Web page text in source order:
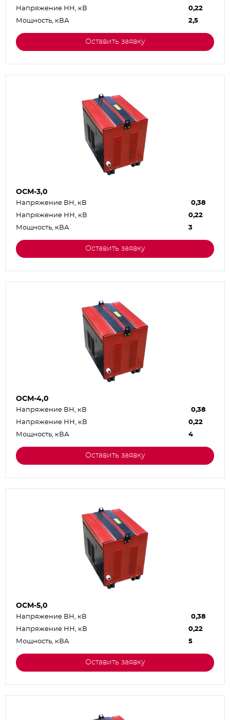
Напряжение НН, кВ
0,22
Мощность, кВА
2,5
Оставить заявку
ОСМ-3,0
Напряжение ВН, кВ
0,38
Напряжение НН, кВ
0,22
Мощность, кВА
3
Оставить заявку
ОСМ-4,0
Напряжение ВН, кВ
0,38
Напряжение НН, кВ
0,22
Мощность, кВА
4
Оставить заявку
ОСМ-5,0
Напряжение ВН, кВ
0,38
Напряжение НН, кВ
0,22
Мощность, кВА
5
Оставить заявку